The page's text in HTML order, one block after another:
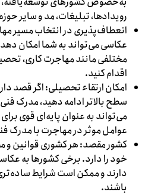
رویدادها، تبلیغات، مد و سایر
انعطاف‌پذیری در انتخاب مسیر
عکاسی می‌تواند به شما امکان
مختلفی مانند مهاجرت کاری،
اقدام کنید.
امکان ارتقاء تحصیلی: اگر قصد
سطح بالاتر ادامه دهید، مدرک
می‌تواند به عنوان پایه‌ای قوی
عوامل موثر در مهاجرت با مدرک
کشور مقصد: هر کشوری قوانین و
خود را دارد. برخی کشورها به
دارند و ممکن است شرایط
باشند.